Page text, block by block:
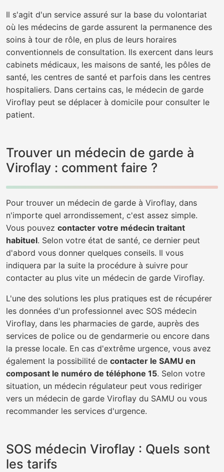
Il s'agit d'un service assuré sur la base du volontariat
où les médecins de garde assurent la permanence des
soins à tour de rôle, en plus de leurs horaires
conventionnels de consultation. Ils exercent dans leurs
cabinets médicaux, les maisons de santé, les pôles de
santé, les centres de santé et parfois dans les centres
hospitaliers. Dans certains cas, le médecin de garde
Viroflay peut se déplacer à domicile pour consulter le
patient.
Trouver un médecin de garde à
Viroflay : comment faire ?
Pour trouver un médecin de garde à Viroflay, dans
n'importe quel arrondissement, c'est assez simple.
Vous pouvez contacter votre médecin traitant
habituel. Selon votre état de santé, ce dernier peut
d'abord vous donner quelques conseils. Il vous
indiquera par la suite la procédure à suivre pour
contacter au plus vite un médecin de garde Viroflay.
L'une des solutions les plus pratiques est de récupérer
les données d'un professionnel avec SOS médecin
Viroflay, dans les pharmacies de garde, auprès des
services de police ou de gendarmerie ou encore dans
la presse locale. En cas d'extrême urgence, vous avez
également la possibilité de contacter le SAMU en
composant le numéro de téléphone 15. Selon votre
situation, un médecin régulateur peut vous rediriger
vers un médecin de garde Viroflay du SAMU ou vous
recommander les services d'urgence.
SOS médecin Viroflay : Quels sont
les tarifs